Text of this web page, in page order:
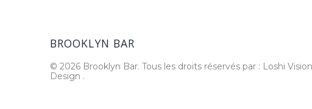
BROOKLYN BAR
© 2026 Brooklyn Bar. Tous les droits réservés par : Loshi Vision
Design .